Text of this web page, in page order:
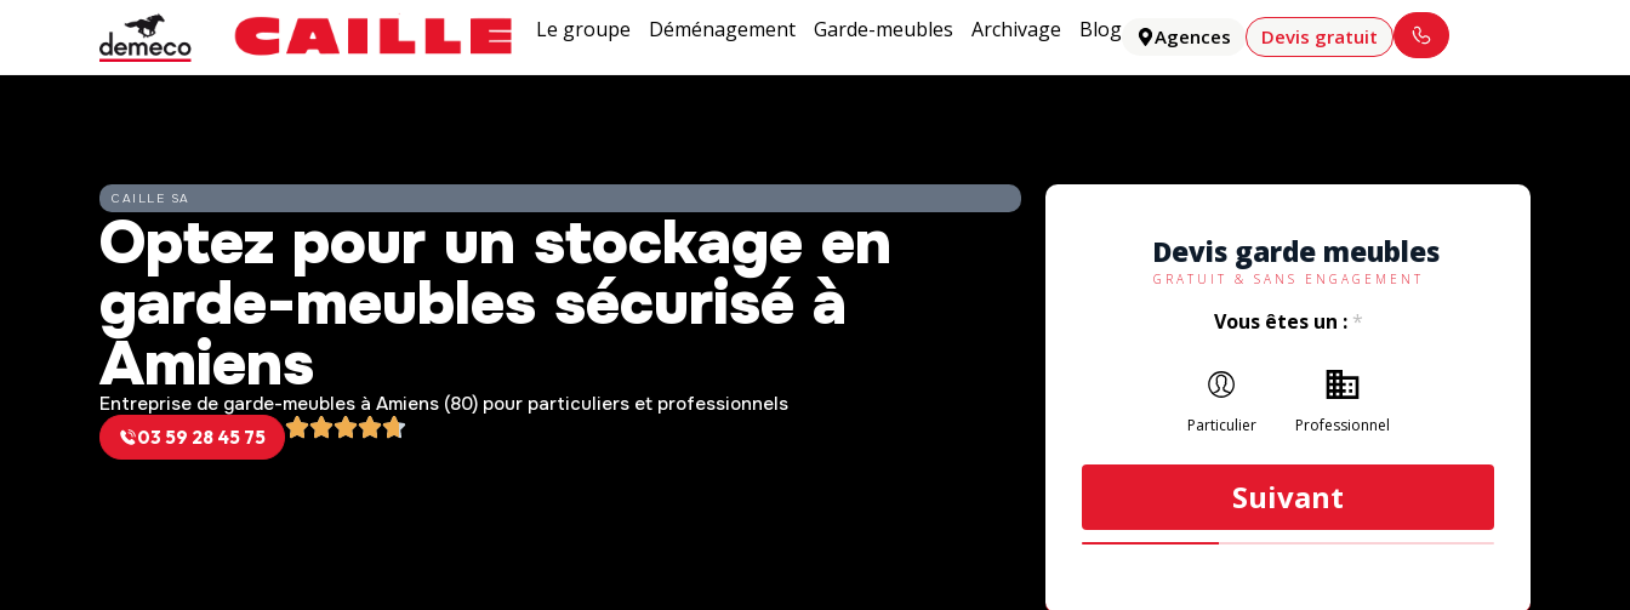
Le groupe Déménagement Garde-meubles Archivage Blog Agences Devis gratuit
CAILLE SA
Optez pour un stockage en
garde-meubles sécurisé à
Amiens
Entreprise de garde-meubles à Amiens (80) pour particuliers et professionnels
03 59 28 45 75
Devis garde meubles
GRATUIT & SANS ENGAGEMENT
Vous êtes un : *
Particulier Professionnel
Suivant